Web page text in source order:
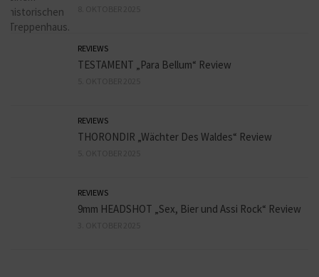
REVIEWS
TESTAMENT „Para Bellum“ Review
REVIEWS
THORONDIR „Wächter Des Waldes“ Review
REVIEWS
9mm HEADSHOT „Sex, Bier und Assi Rock“ Review